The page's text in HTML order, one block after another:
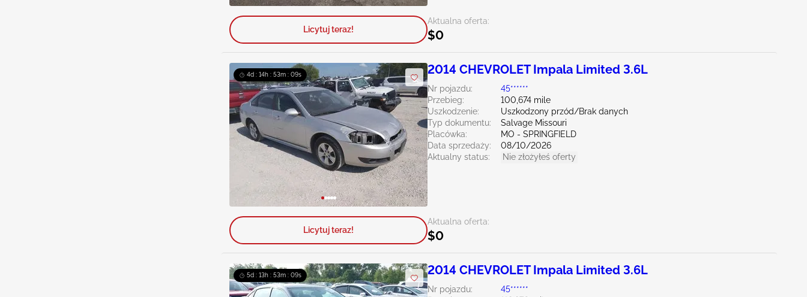
Aktualna oferta:
$0
Licytuj teraz!
4d : 14h : 53m : 08s 2014 CHEVROLET Impala Limited 3.6L
Nr pojazdu:
45******
Przebieg:
100,674 mile
Uszkodzenie:
Uszkodzony przód/Brak danych
Typ dokumentu:
Salvage Missouri
Placówka:
MO - SPRINGFIELD
Data sprzedaży:
08/10/2026
Aktualny status:
Nie złożyłeś oferty
Aktualna oferta:
$0
Licytuj teraz!
5d : 13h : 53m : 08s 2014 CHEVROLET Impala Limited 3.6L
Nr pojazdu:
45******